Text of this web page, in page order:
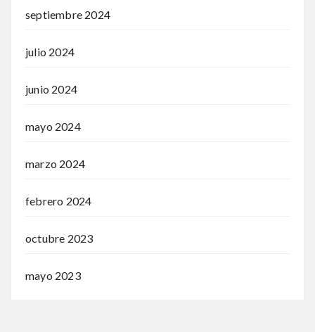
septiembre 2024
julio 2024
junio 2024
mayo 2024
marzo 2024
febrero 2024
octubre 2023
mayo 2023